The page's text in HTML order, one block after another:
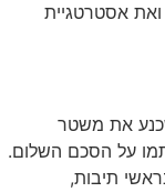
אסטרטגיית
שכנע את משטר
על הסכם השלום.
תיבות,